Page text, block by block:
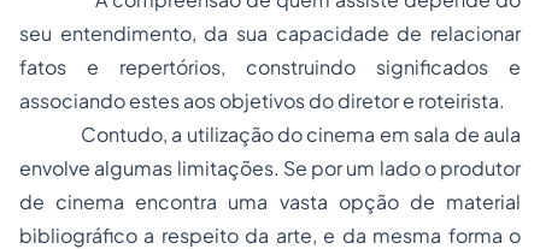
seu entendimento, da sua capacidade de relacionar
fatos e repertórios, construindo significados e
associando estes aos objetivos do diretor e roteirista.
Contudo, a utilização do cinema em sala de aula
envolve algumas limitações. Se por um lado o produtor
de cinema encontra uma vasta opção de material
bibliográfico a respeito da arte, e da mesma forma o